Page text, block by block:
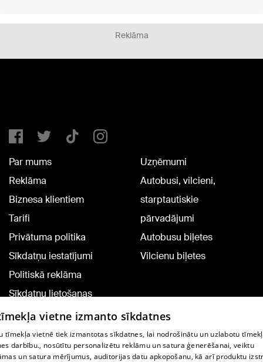
Reklāma
Par mums
Reklāma
Biznesa klientiem
Tarifi
Privātuma politika
Sīkdatņu iestatījumi
Politiskā reklāma
Sīkdatņu lietošanas
noteikumi
Komentāru pievienošana
Uzņēmumi
Autobusi, vilcieni,
starptautiskie
pārvadājumi
Autobusu biļetes
Vilcienu biļetes
TV programma
vietne izmanto sīkdatnes
tīmekļa vietnē tiek izmantotas sīkdatnes, lai nodrošinātu un uzlabotu
darbību., nosūtītu personalizētu reklāmu un satura ģenerēšanai, veiktu
un satura mērījumus, auditorijas datu apkopošanu, kā arī produktu